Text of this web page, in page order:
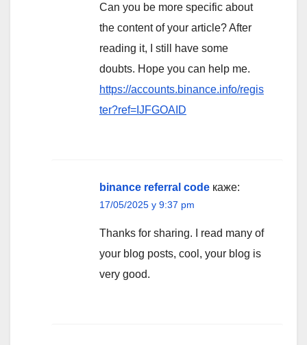
Can you be more specific about
the content of your article? After
reading it, I still have some
doubts. Hope you can help me.
https://accounts.binance.info/regis
ter?ref=IJFGOAID
binance referral code каже:
17/05/2025 у 9:37 pm
Thanks for sharing. I read many of
your blog posts, cool, your blog is
very good.